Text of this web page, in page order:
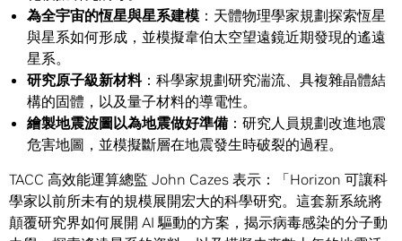
為全宇宙的恆星與星系建模 ：天體物理學家規劃探索恆星
與星系如何形成，並模擬韋伯太空望遠鏡近期發現的遙遠
星系。
研究原子級新材料：科學家規劃研究湍流、具複雜晶體結
構的固體，以及量子材料的導電性。
繪製地震波圖以為地震做好準備 ：研究人員規劃改進地震
危害地圖，並模擬斷層在地震發生時破裂的過程。
TACC 高效能運算總監 John Cazes 表示：「Horizon 可讓科
學家以前所未有的規模展開宏大的科學研究。這套新系統將
顛覆研究界如何展開 AI 驅動的方案，揭示病毒感染的分子動